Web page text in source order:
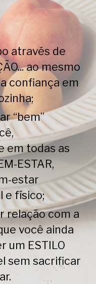
através de
ao mesmo
confiança em
“bem”
em todas as
ESTAR,
estar
e físico;
relação com a
você ainda
um ESTILO
sem sacrificar